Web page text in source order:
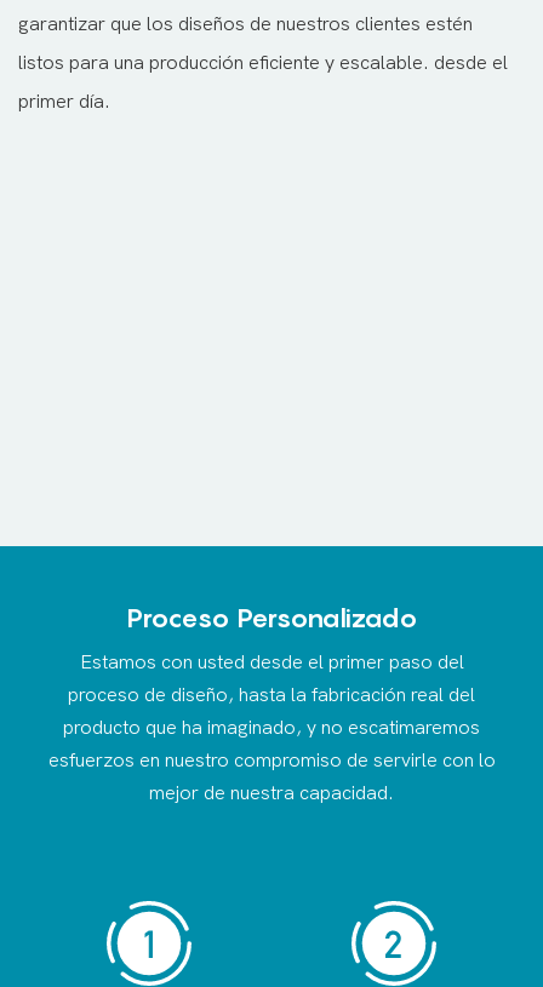
garantizar que los diseños de nuestros clientes estén
listos para una producción eficiente y escalable. desde el
primer día.
Proceso Personalizado
Estamos con usted desde el primer paso del
proceso de diseño, hasta la fabricación real del
producto que ha imaginado, y no escatimaremos
esfuerzos en nuestro compromiso de servirle con lo
mejor de nuestra capacidad.